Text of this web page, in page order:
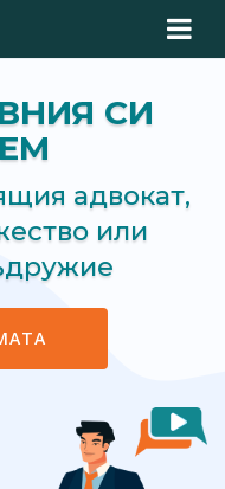
СИ
адвокат,
или